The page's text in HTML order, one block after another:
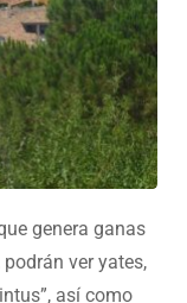
genera ganas
ver yates,
así como